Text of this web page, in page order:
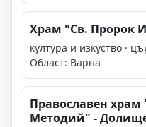
Храм "Св. Пророк
култура и изкуство ·
Област: Варна
Православен
Методий" -